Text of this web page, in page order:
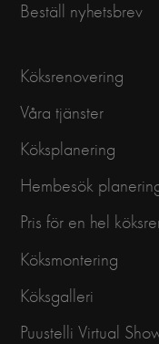
Beställ nyhetsbrev
Köksrenovering
Våra tjänster
Köksplanering
Hembesök
Pris för en hel
Köksmontering
Köksgalleri
Puustelli Virtual